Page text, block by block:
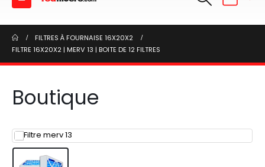
FILTRES À FOURNAISE 16X20X2
FILTRE 16X20X2 | MERV 13 | BOITE DE 12 FILTRES
Boutique